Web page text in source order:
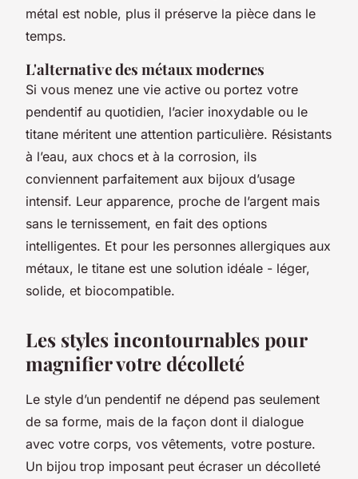
métal est noble, plus il préserve la pièce dans le
temps.
L'alternative des métaux modernes
Si vous menez une vie active ou portez votre
pendentif au quotidien, l’acier inoxydable ou le
titane méritent une attention particulière. Résistants
à l’eau, aux chocs et à la corrosion, ils
conviennent parfaitement aux bijoux d’usage
intensif. Leur apparence, proche de l’argent mais
sans le ternissement, en fait des options
intelligentes. Et pour les personnes allergiques aux
métaux, le titane est une solution idéale - léger,
solide, et biocompatible.
Les styles incontournables pour
magnifier votre décolleté
Le style d’un pendentif ne dépend pas seulement
de sa forme, mais de la façon dont il dialogue
avec votre corps, vos vêtements, votre posture.
Un bijou trop imposant peut écraser un décolleté